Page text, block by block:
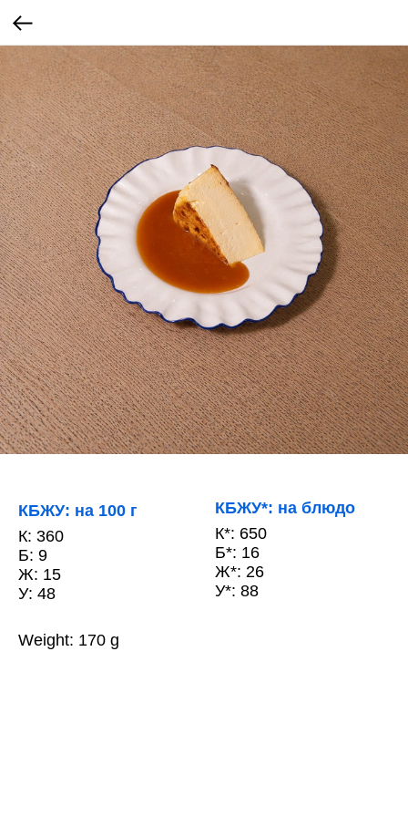
КБЖУ: на 100 г
К: 360
Б: 9
Ж: 15
У: 48
КБЖУ*: на блюдо
К*: 650
Б*: 16
Ж*: 26
У*: 88
Weight: 170 g